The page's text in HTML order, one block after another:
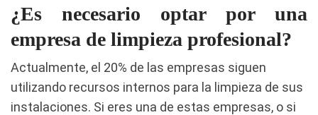
¿Es necesario optar por una
empresa de limpieza profesional?
Actualmente, el 20% de las empresas siguen
utilizando recursos internos para la limpieza de sus
instalaciones. Si eres una de estas empresas, o si